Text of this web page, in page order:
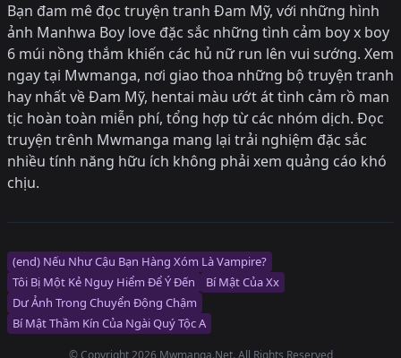
Bạn đam mê đọc truyện tranh Đam Mỹ, với những hình
ảnh Manhwa Boy love đặc sắc những tình cảm boy x boy
6 múi nồng thắm khiến các hủ nữ run lên vui sướng. Xem
ngay tại Mwmanga, nơi giao thoa những bộ truyện tranh
hay nhất về Đam Mỹ, hentai màu ướt át tình cảm rồ man
tịc hoàn toàn miễn phí, tổng hợp từ các nhóm dịch. Đọc
truyện trênh Mwmanga mang lại trải nghiệm đặc sắc
nhiều tính năng hữu ích không phải xem quảng cáo khó
chịu.
(end) Nếu Như Cậu Bạn Hàng Xóm Là Vampire?
Tôi Bị Một Kẻ Nguy Hiểm Để Ý Đến
Bí Mật Của Xx
Dư Ảnh Trong Chuyển Động Chậm
Bí Mật Thầm Kín Của Ngài Quý Tộc Α